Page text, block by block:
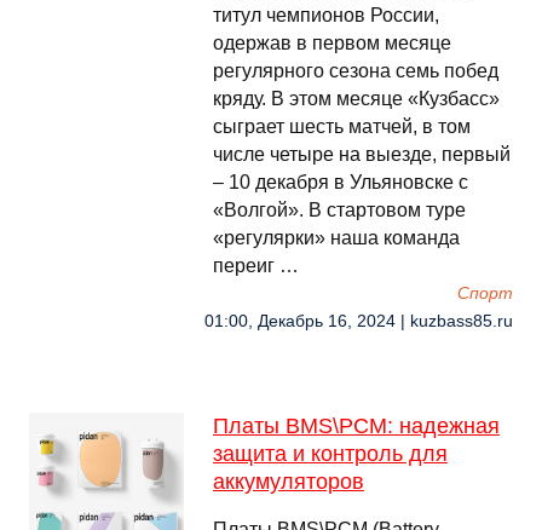
титул чемпионов России,
одержав в первом месяце
регулярного сезона семь побед
кряду. В этом месяце «Кузбасс»
сыграет шесть матчей, в том
числе четыре на выезде, первый
– 10 декабря в Ульяновске с
«Волгой». В стартовом туре
«регулярки» наша команда
переиг …
Спорт
01:00, Декабрь 16, 2024 | kuzbass85.ru
Платы BMS\PCM: надежная
защита и контроль для
аккумуляторов